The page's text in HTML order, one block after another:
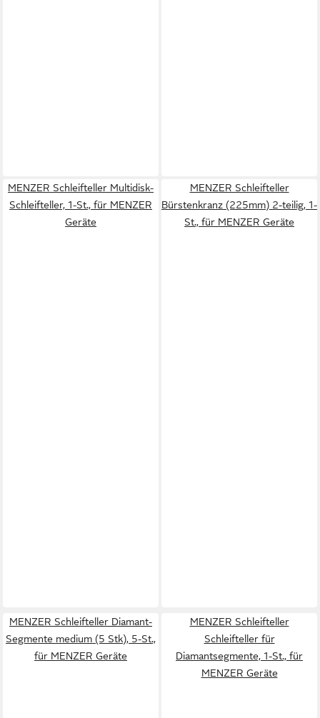
MENZER Schleifteller Multidisk-
Schleifteller, 1-St., für MENZER
Geräte
MENZER Schleifteller
Bürstenkranz (225mm) 2-teilig, 1-
St., für MENZER Geräte
MENZER Schleifteller Diamant-
Segmente medium (5 Stk), 5-St.,
für MENZER Geräte
MENZER Schleifteller
Schleifteller für
Diamantsegmente, 1-St., für
MENZER Geräte